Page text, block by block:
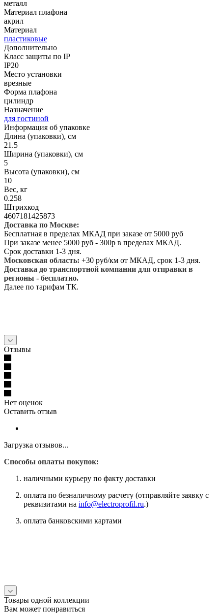
металл
Материал плафона
акрил
Материал
пластиковые
Дополнительно
Класс защиты по IP
IP20
Место установки
врезные
Форма плафона
цилиндр
Назначение
для гостиной
Информация об упаковке
Длина (упаковки), см
21.5
Ширина (упаковки), см
5
Высота (упаковки), см
10
Вес, кг
0.258
Штрихкод
4607181425873
Доставка по Москве:
Бесплатная в пределах МКАД при заказе от 5000 руб
При заказе менее 5000 руб - 300р в пределах МКАД.
Срок доставки 1-3 дня.
Московская область: +30 руб/км от МКАД, срок 1-3 дня.
Доставка до транспортной компании для отправки в
регионы - бесплатно.
Далее по тарифам ТК.
Отзывы
Нет оценок
Оставить отзыв
Загрузка отзывов...
Способы оплаты покупок:
наличными курьеру по факту доставки
оплата по безналичному расчету (отправляйте заявку с
реквизитами на info@electroprofil.ru.)
оплата банковскими картами
Товары одной коллекции
Вам может понравиться